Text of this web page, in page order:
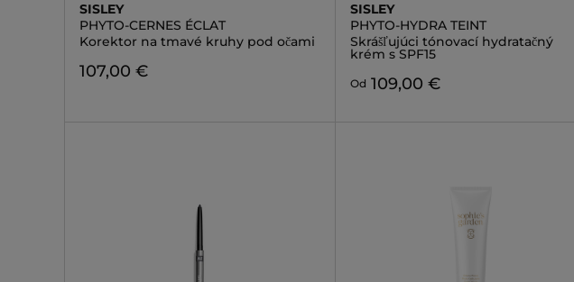
SISLEY
PHYTO-CERNES ÉCLAT
Korektor na tmavé kruhy pod očami
107,00 €
SISLEY
PHYTO-HYDRA TEINT
Skrášľujúci tónovací hydratačný
krém s SPF15
Od 109,00 €